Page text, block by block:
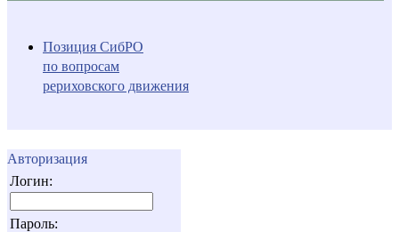
Позиция СибРО
по вопросам
рериховского движения
Авторизация
Логин:
Пароль: